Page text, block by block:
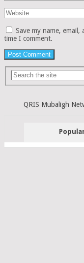
Save my name,
time I comment.
QRIS Mubaligh